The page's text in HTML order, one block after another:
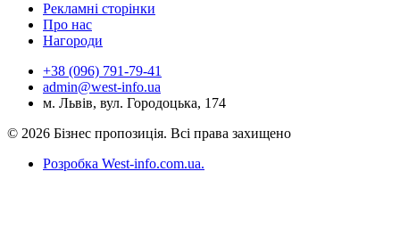
Рекламні сторінки
Про нас
Нагороди
+38 (096) 791-79-41
admin@west-info.ua
м. Львів, вул. Городоцька, 174
© 2026 Бізнес пропозиція. Всі права захищено
Розробка West-info.com.ua.